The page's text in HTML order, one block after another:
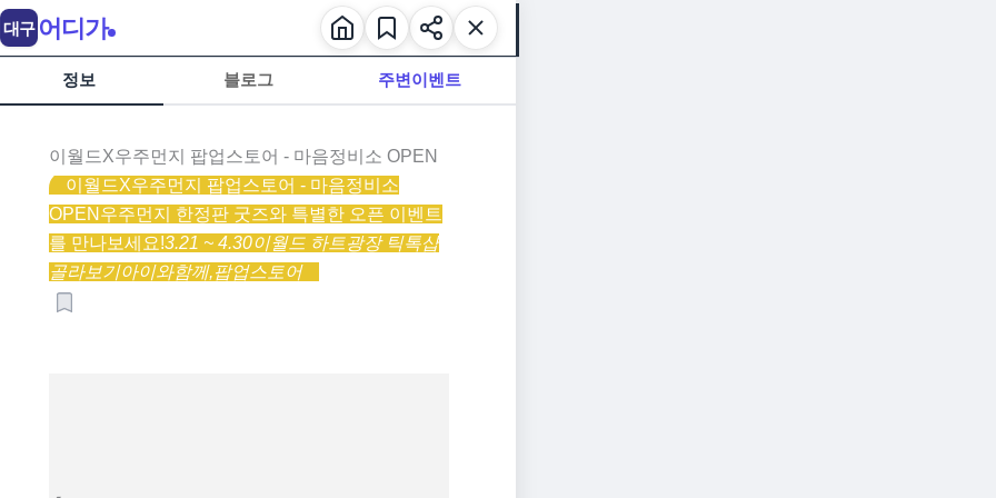
정보 블로그 주변이벤트
이월드X우주먼지 팝업스토어 - 마음정비소 OPEN
이월드X우주먼지 팝업스토어 - 마음정비소
OPEN 우주먼지 한정판 굿즈와 특별한 오픈 이벤트
를 만나보세요!3.21 ~ 4.30이월드 하트광장 틱톡샵
골라보기아이와함께,팝업스토어
대구 어디가